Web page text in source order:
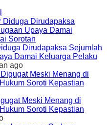
Dirudapaksa Sejumlah
Damai Keluarga Pelaku
ago
Meski Menang di
Soroti Kepastian